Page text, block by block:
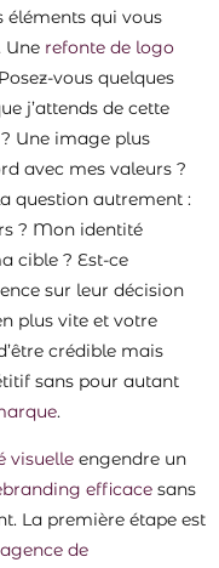
éléments qui vous
Une refonte de logo
vous quelques
j’attends de cette
Une image plus
avec mes valeurs ?
question autrement :
? Mon identité
cible ? Est-ce
sur leur décision
plus vite et votre
crédible mais
sans pour autant
.
visuelle engendre un
efficace sans
La première étape est
agence de